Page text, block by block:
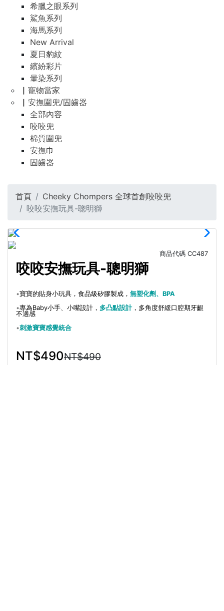
希臘之眼系列
鯊魚系列
海馬系列
New Arrival
夏日豹紋
繽紛彩片
暈染系列
▏寵物當家
▏安撫圍兜/固齒器
全部內容
咬咬兜
棉質圍兜
安撫巾
固齒器
首頁
Cheeky Chompers 全球首創咬咬兜
咬咬安撫玩具-聰明獅
商品代碼 CC487
咬咬安撫玩具-聰明獅
•寶寶的貼身小玩具，食品級矽膠製成， 無塑化劑、BPA
•專為Baby小手、小嘴設計， 多凸點設計，多角度舒緩口腔期牙齦
不適感
•刺激寶寶感覺統合
NT$490NT$490